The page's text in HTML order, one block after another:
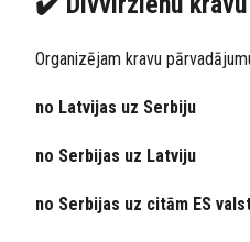
Organizējam kravu
no Latvijas uz Serbiju
no Serbijas uz Latviju
no Serbijas uz citām ES